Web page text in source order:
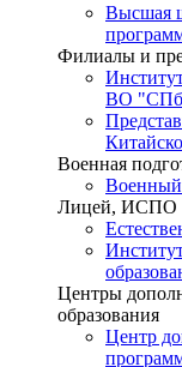
Высшая
Филиалы и
ВО
Военная
Лицей, ИСПО
Центры
образования
Центр